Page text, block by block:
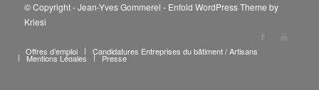
© Copyright - Jean-Yves Gommerel - Enfold WordPress Theme by
Kriesi
Offres d’emploi Candidatures Entreprises du bâtiment / Artisans
Mentions Légales Presse